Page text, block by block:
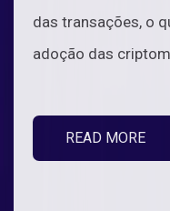
das transações, o
adoção das
READ MORE